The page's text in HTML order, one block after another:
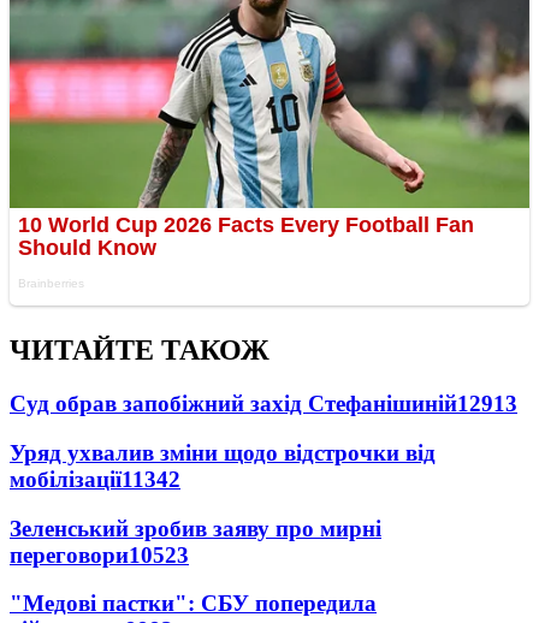
ЧИТАЙТЕ ТАКОЖ
Суд обрав запобіжний захід Стефанішиній12913
Уряд ухвалив зміни щодо відстрочки від
мобілізації11342
Зеленський зробив заяву про мирні
переговори10523
"Медові пастки": СБУ попередила